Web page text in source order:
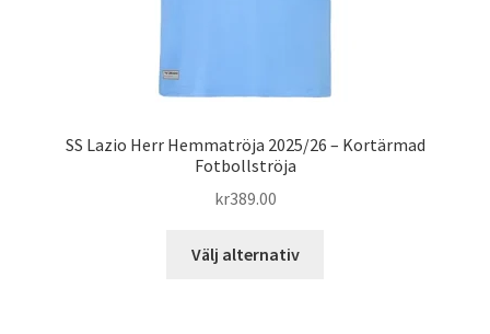
SS Lazio Herr Hemmatröja 2025/26 – Kortärmad
Fotbollströja
kr389.00
Välj alternativ